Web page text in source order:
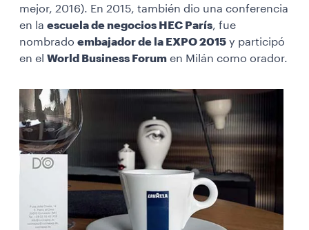
mejor, 2016). En 2015, también dio una conferencia
en la escuela de negocios HEC París, fue
nombrado embajador de la EXPO 2015 y participó
en el World Business Forum en Milán como orador.